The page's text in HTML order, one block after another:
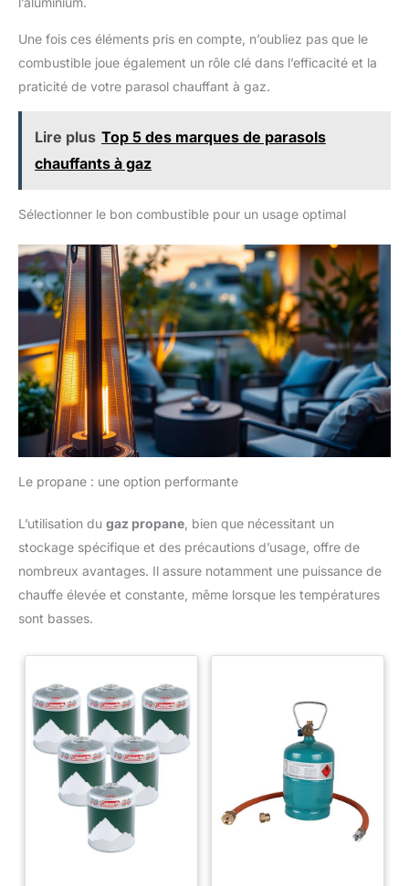
Une fois ces éléments pris en compte, n’oubliez pas que le
combustible joue également un rôle clé dans l’efficacité et la
praticité de votre parasol chauffant à gaz.
Lire plus Top 5 des marques de parasols
chauffants à gaz
Sélectionner le bon combustible pour un usage optimal
Le propane : une option performante
L’utilisation du gaz propane , bien que nécessitant un
stockage spécifique et des précautions d’usage, offre de
nombreux avantages. Il assure notamment une puissance de
chauffe élevée et constante, même lorsque les températures
sont basses.